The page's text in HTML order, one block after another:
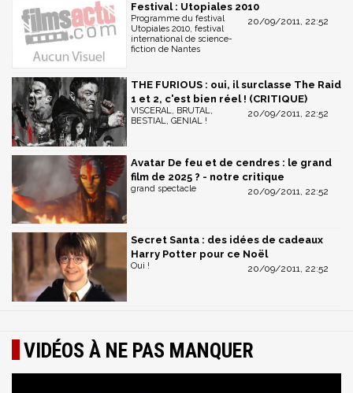
Festival : Utopiales 2010
20/09/2011, 22:52
Programme du festival
Utopiales 2010, festival
international de science-
fiction de Nantes
THE FURIOUS : oui, il surclasse The Raid
1 et 2, c'est bien réel ! (CRITIQUE)
20/09/2011, 22:52
VISCERAL, BRUTAL,
BESTIAL, GENIAL !
Avatar De feu et de cendres : le grand
film de 2025 ? - notre critique
20/09/2011, 22:52
grand spectacle
Secret Santa : des idées de cadeaux
Harry Potter pour ce Noël
20/09/2011, 22:52
Oui !
VIDÉOS À NE PAS MANQUER